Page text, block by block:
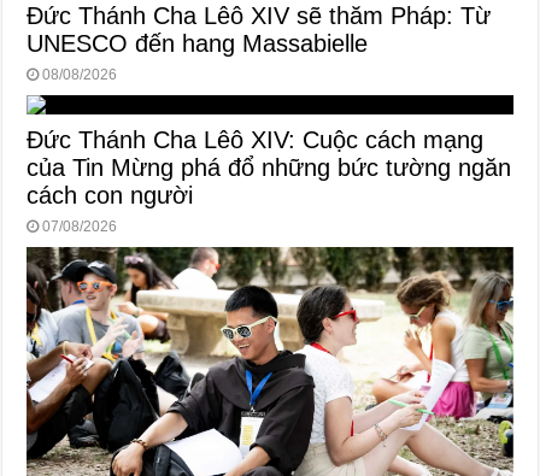
Đức Thánh Cha Lêô XIV sẽ thăm Pháp: Từ
UNESCO đến hang Massabielle
08/08/2026
Đức Thánh Cha Lêô XIV: Cuộc cách mạng
của Tin Mừng phá đổ những bức tường ngăn
cách con người
07/08/2026